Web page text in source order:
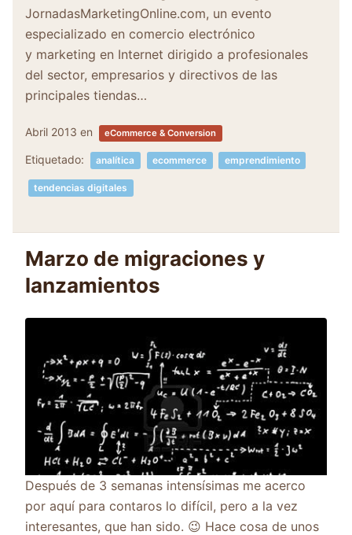
JornadasMarketingOnline.com, un evento
especializado en comercio electrónico
y marketing en Internet dirigido a profesionales
del sector, empresarios y directivos de las
principales tiendas…
Abril 2013 en eCommerce & Conversion
Etiquetado: analítica ecommerce emprendimiento
tendencias digitales
Marzo de migraciones y
lanzamientos
Después de 3 semanas intensísimas me acerco
por aquí para contaros lo difícil, pero a la vez
interesantes, que han sido. 😉 Hace cosa de unos